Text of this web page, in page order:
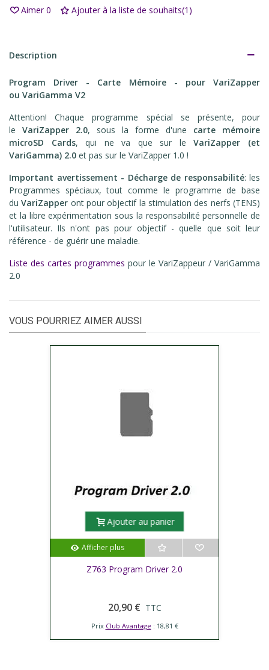
Aimer 0 Ajouter à la liste de souhaits(1 )
Description
Program Driver - Carte Mémoire - pour VariZapper
ou VariGamma V2
Attention! Chaque programme spécial se présente, pour
le VariZapper 2.0, sous la forme d'une carte mémoire
microSD Cards, qui ne va que sur leVariZapper (et
VariGamma) 2.0 et pas sur le VariZapper 1.0 !
Important avertissement - Décharge de responsabilité: les
Programmes spéciaux, tout comme le programme de base
duVariZapper ont pour objectif la stimulation des nerfs (TENS)
et la libre expérimentation sous la responsabilité personnelle de
l'utilisateur. Ils n'ont pas pour objectif - quelle que soit leur
référence - de guérir une maladie.
Liste des cartes programmes pour le VariZappeur / VariGamma
2.0
VOUS POURRIEZ AIMER AUSSI
Ajouter au panier
Afficher plus
Z763 Program Driver 2.0
20,90 € TTC
Prix Club Avantage : 18,81 €